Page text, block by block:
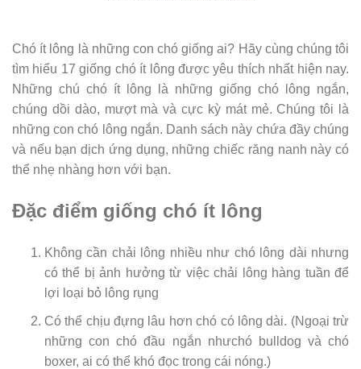
Chó ít lông là những con chó giống ai? Hãy cùng chúng tôi
tìm hiểu 17 giống chó ít lông được yêu thích nhất hiện nay.
Những chú chó ít lông là những giống chó lông ngắn,
chúng dồi dào, mượt mà và cực kỳ mát mẻ. Chúng tôi là
những con chó lông ngắn. Danh sách này chứa đầy chúng
và nếu bạn dịch ứng dụng, những chiếc răng nanh này có
thể nhẹ nhàng hơn với bạn.
Đặc điểm giống chó ít lông
Không cần chải lông nhiều như chó lông dài nhưng
có thể bị ảnh hưởng từ việc chải lông hàng tuần để
lợi loại bỏ lông rụng
Có thể chịu đựng lâu hơn chó có lông dài. (Ngoại trừ
những con chó đầu ngắn nhưchó bulldog và chó
boxer, ai có thể khó đọc trong cái nóng.)